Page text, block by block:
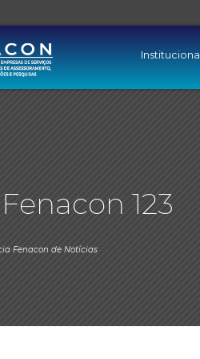
Institucional
123
Fenacon de Notícias